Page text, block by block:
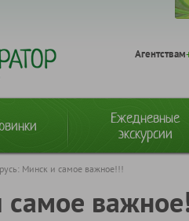
Агентствам
Ежедневные
экскурсии
Минск и самое важное!!!
самое